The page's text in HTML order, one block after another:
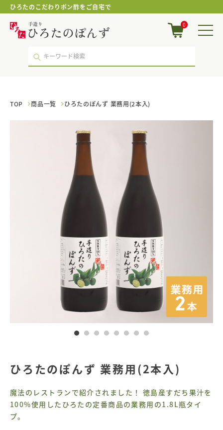
ひろたのこだわりポン酢をご自宅で
ひ
ぽ
務
用
(2
ゆ・
産
調
味
料
の
手
造
り
ひ
ろ
食
品
0
TOP 商品一覧 ひろたのぽんず 業務用(2本入)
ひろたのぽんず 業務用(2本入)
魔法のレストランで紹介されました！ 徳島産すだち果汁を
100%使用したひろたの定番商品の業務用の1.8L瓶タイ
プ。